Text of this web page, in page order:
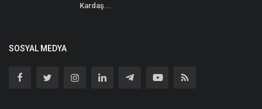
Kardaş...
SOSYAL MEDYA